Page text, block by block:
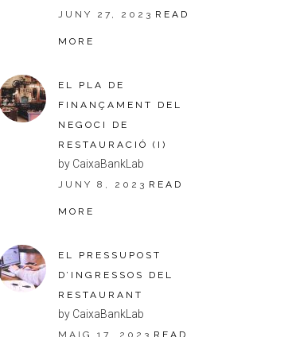
JUNY 27, 2023 READ
MORE
EL PLA DE
FINANÇAMENT DEL
NEGOCI DE
RESTAURACIÓ (I)
by CaixaBankLab
JUNY 8, 2023 READ
MORE
EL PRESSUPOST
D’INGRESSOS DEL
RESTAURANT
by CaixaBankLab